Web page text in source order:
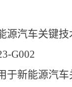
源汽车关键
G002
于新能源汽